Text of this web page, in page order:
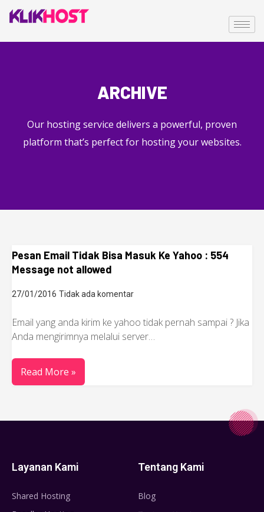
ARCHIVE
Our hosting service delivers a powerful, proven
platform that’s perfect for hosting your websites.
Pesan Email Tidak Bisa Masuk Ke Yahoo : 554
Message not allowed
27/01/2016 Tidak ada komentar
Email yang anda kirim ke yahoo tidak pernah sampai ? Jika
Anda mengirimnya melalui server…
Read More »
Layanan Kami
Shared Hosting
Tentang Kami
Blog